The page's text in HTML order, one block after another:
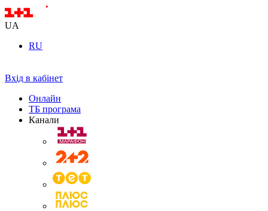
UA
RU
Вхід в кабінет
Онлайн
ТБ програма
Канали